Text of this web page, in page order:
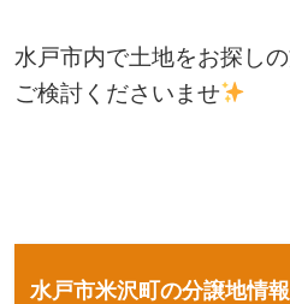
水戸市内で土地をお探し
ご検討くださいませ
水戸市米沢町の分譲地情